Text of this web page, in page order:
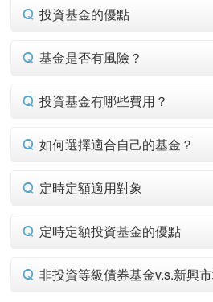
投資基金的優點
基金是否有風險？
投資基金有哪些費用？
如何選擇適合自己的基金？
定時定額適用對象
定時定額投資基金的優點
非投資等級債券基金v.s.新興